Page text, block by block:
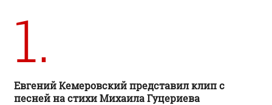
1.
Евгений Кемеровский представил клип с
песней на стихи Михаила Гуцериева